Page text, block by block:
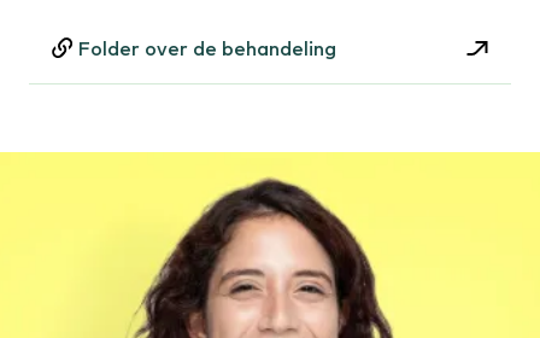
Folder over de behandeling